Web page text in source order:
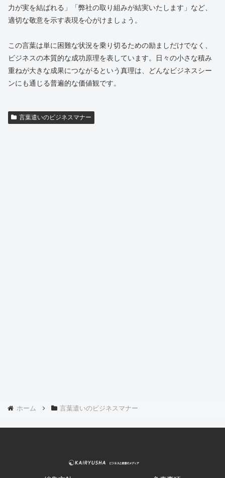
力が実を結ばれる」「弊社の取り組みが結実いたします」など、
適切な敬意を示す表現を心がけましょう。
この言葉は単に困難な状況を乗り切るための励ましだけでなく、
ビジネスの本質的な成功原理を表しています。日々の小さな積み
重ねが大きな成果につながるという真理は、どんなビジネスシー
ンにも通じる普遍的な価値観です。
言葉遣いのビジネスマナー
ホーム 言葉遣いのビジネスマナー